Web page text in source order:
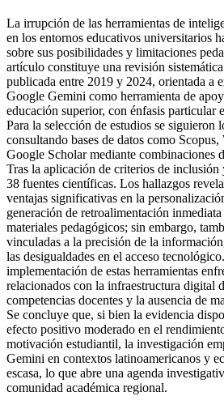
La irrupción de las herramientas de
en los entornos educativos universitarios
sobre sus posibilidades y limitaciones
artículo constituye una revisión
publicada entre 2019 y 2024, orientada a
Google Gemini como herramienta de
educación superior, con énfasis particular
Para la selección de estudios se
consultando bases de datos como
Google Scholar mediante combinaciones
Tras la aplicación de criterios de inclusión
38 fuentes científicas. Los hallazgos
ventajas significativas en la
generación de retroalimentación
materiales pedagógicos; sin embargo,
vinculadas a la precisión de la
las desigualdades en el acceso
implementación de estas herramientas
relacionados con la infraestructura digital
competencias docentes y la ausencia de
Se concluye que, si bien la evidencia
efecto positivo moderado en el
motivación estudiantil, la investigación
Gemini en contextos latinoamericanos y
escasa, lo que abre una agenda
comunidad académica regional.